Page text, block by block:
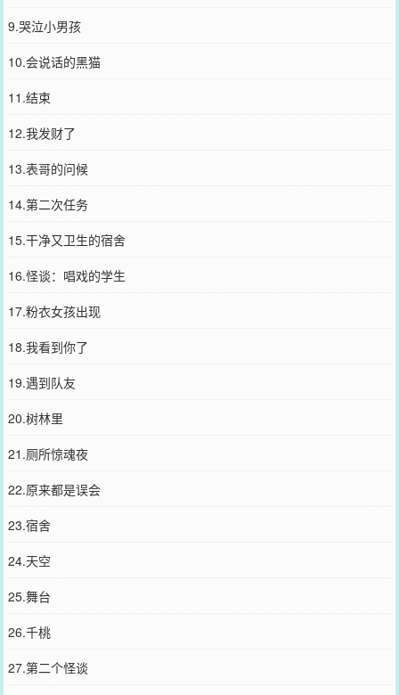
9.哭泣小男孩
10.会说话的黑猫
11.结束
12.我发财了
13.表哥的问候
14.第二次任务
15.干净又卫生的宿舍
16.怪谈：唱戏的学生
17.粉衣女孩出现
18.我看到你了
19.遇到队友
20.树林里
21.厕所惊魂夜
22.原来都是误会
23.宿舍
24.天空
25.舞台
26.千桃
27.第二个怪谈